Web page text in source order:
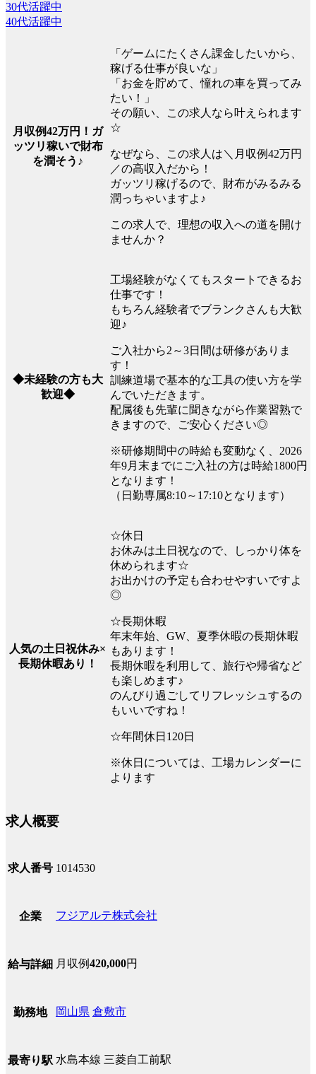
30代活躍中
40代活躍中
月収例42万円！ガ
ッツリ稼いで財布
を潤そう♪
「ゲームにたくさん課金したいから、
稼げる仕事が良いな」
「お金を貯めて、憧れの車を買ってみ
たい！」
その願い、この求人なら叶えられます
☆
なぜなら、この求人は＼月収例42万円
／の高収入だから！
ガッツリ稼げるので、財布がみるみる
潤っちゃいますよ♪
この求人で、理想の収入への道を開け
ませんか？
◆未経験の方も大
歓迎◆
工場経験がなくてもスタートできるお
仕事です！
もちろん経験者でブランクさんも大歓
迎♪
ご入社から2～3日間は研修がありま
す！
訓練道場で基本的な工具の使い方を学
んでいただきます。
配属後も先輩に聞きながら作業習熟で
きますので、ご安心ください◎
※研修期間中の時給も変動なく、2026
年9月末までにご入社の方は時給1800円
となります！
（日勤専属8:10～17:10となります）
人気の土日祝休み×
長期休暇あり！
☆休日
お休みは土日祝なので、しっかり体を
休められます☆
お出かけの予定も合わせやすいですよ
◎
☆長期休暇
年末年始、GW、夏季休暇の長期休暇
もあります！
長期休暇を利用して、旅行や帰省など
も楽しめます♪
のんびり過ごしてリフレッシュするの
もいいですね！
☆年間休日120日
※休日については、工場カレンダーに
よります
求人概要
求人番号 1014530
企業 フジアルテ株式会社
給与詳細 月収例420,000円
勤務地 岡山県 倉敷市
最寄り駅 水島本線 三菱自工前駅